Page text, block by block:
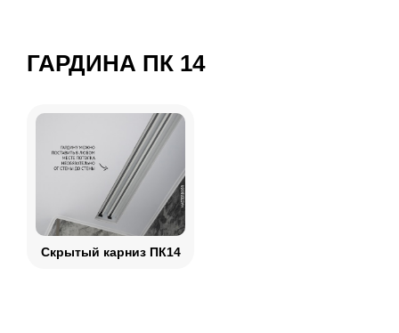
ГАРДИНА ПК 14
Скрытый карниз ПК14